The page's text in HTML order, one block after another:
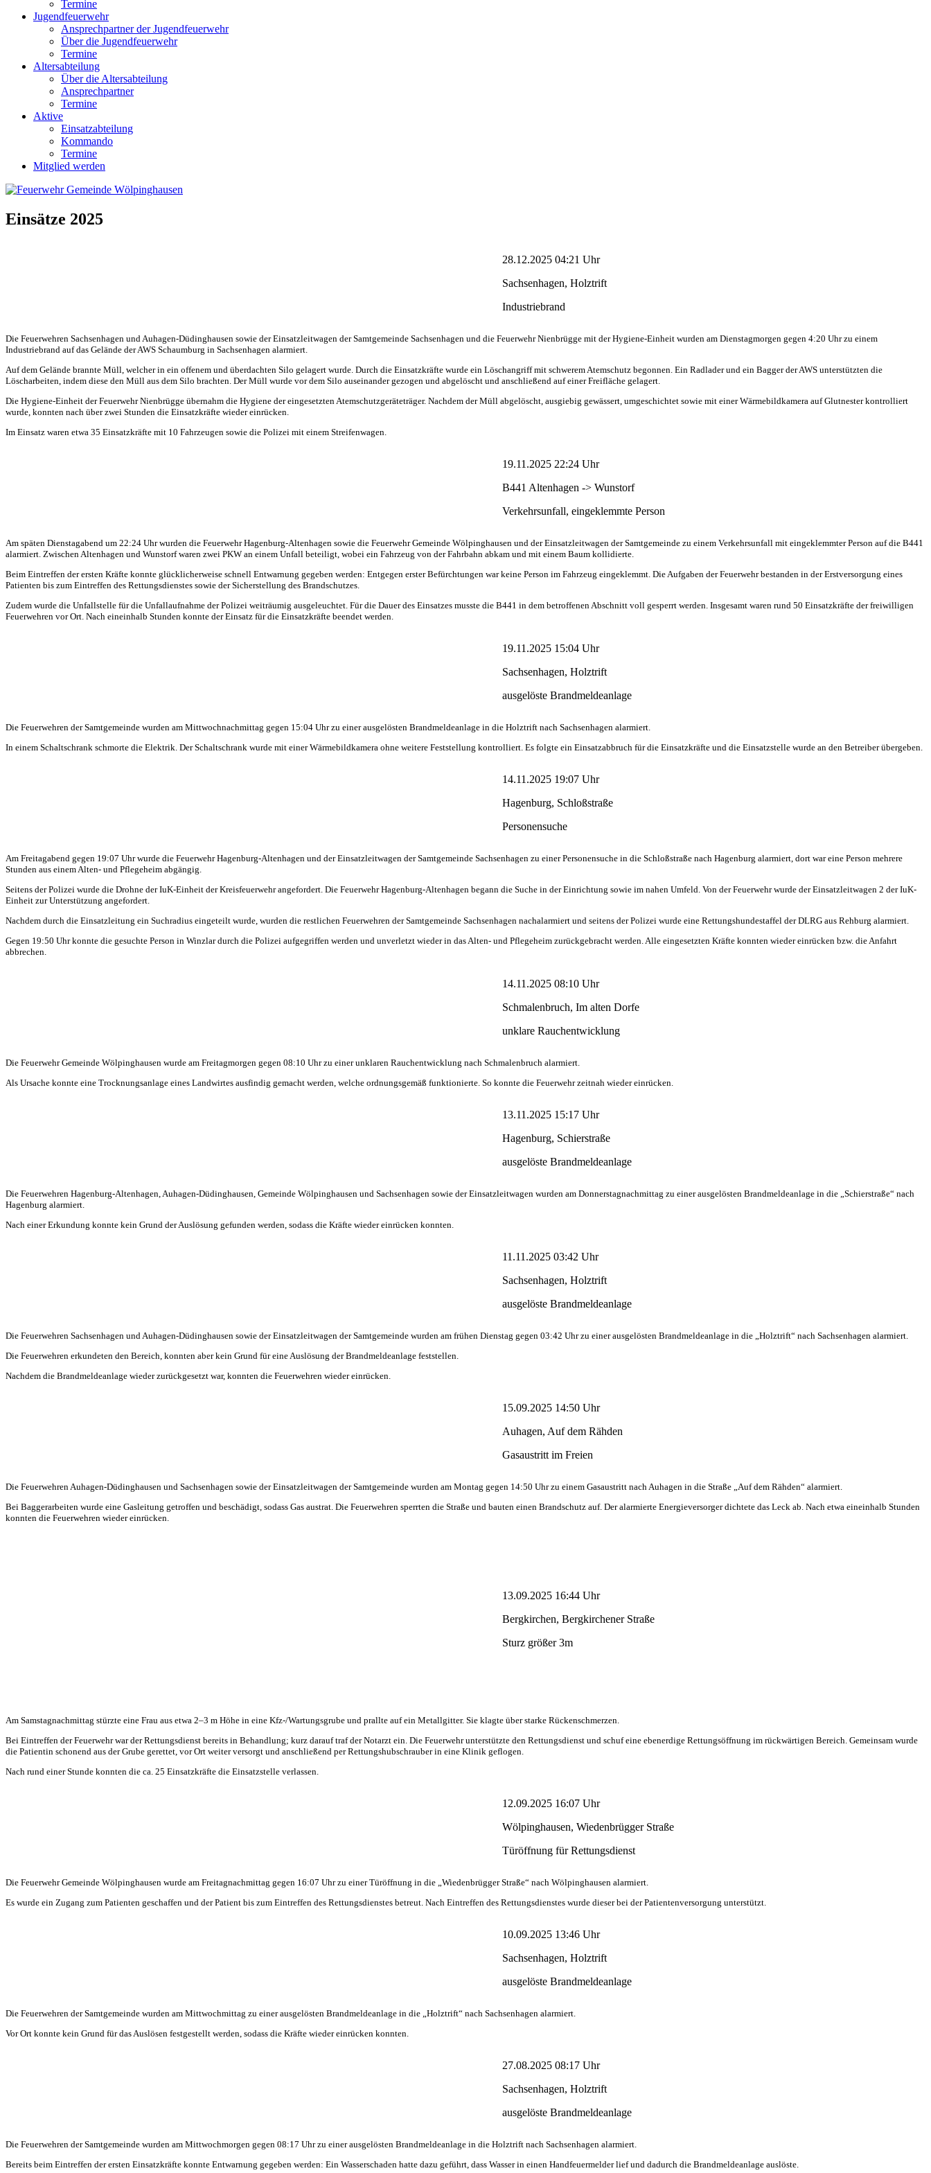
Termine
Jugendfeuerwehr
Ansprechpartner der Jugendfeuerwehr
Über die Jugendfeuerwehr
Termine
Altersabteilung
Über die Altersabteilung
Ansprechpartner
Termine
Aktive
Einsatzabteilung
Kommando
Termine
Mitglied werden
Einsätze 2025
28.12.2025 04:21 Uhr
Sachsenhagen, Holztrift
Industriebrand
Die Feuerwehren Sachsenhagen und Auhagen-Düdinghausen sowie der Einsatzleitwagen der Samtgemeinde Sachsenhagen und die Feuerwehr Nienbrügge mit der Hygiene-Einheit wurden am Dienstagmorgen gegen 4:20 Uhr zu einem
Industriebrand auf das Gelände der AWS Schaumburg in Sachsenhagen alarmiert.
Auf dem Gelände brannte Müll, welcher in ein offenem und überdachten Silo gelagert wurde. Durch die Einsatzkräfte wurde ein Löschangriff mit schwerem Atemschutz begonnen. Ein Radlader und ein Bagger der AWS unterstützten die
Löscharbeiten, indem diese den Müll aus dem Silo brachten. Der Müll wurde vor dem Silo auseinander gezogen und abgelöscht und anschließend auf einer Freifläche gelagert.
Die Hygiene-Einheit der Feuerwehr Nienbrügge übernahm die Hygiene der eingesetzten Atemschutzgeräteträger. Nachdem der Müll abgelöscht, ausgiebig gewässert, umgeschichtet sowie mit einer Wärmebildkamera auf Glutnester kontrolliert
wurde, konnten nach über zwei Stunden die Einsatzkräfte wieder einrücken.
Im Einsatz waren etwa 35 Einsatzkräfte mit 10 Fahrzeugen sowie die Polizei mit einem Streifenwagen.
19.11.2025 22:24 Uhr
B441 Altenhagen -> Wunstorf
Verkehrsunfall, eingeklemmte Person
Am späten Dienstagabend um 22:24 Uhr wurden die Feuerwehr Hagenburg-Altenhagen sowie die Feuerwehr Gemeinde Wölpinghausen und der Einsatzleitwagen der Samtgemeinde zu einem Verkehrsunfall mit eingeklemmter Person auf die B441
alarmiert. Zwischen Altenhagen und Wunstorf waren zwei PKW an einem Unfall beteiligt, wobei ein Fahrzeug von der Fahrbahn abkam und mit einem Baum kollidierte.
Beim Eintreffen der ersten Kräfte konnte glücklicherweise schnell Entwarnung gegeben werden: Entgegen erster Befürchtungen war keine Person im Fahrzeug eingeklemmt. Die Aufgaben der Feuerwehr bestanden in der Erstversorgung eines
Patienten bis zum Eintreffen des Rettungsdienstes sowie der Sicherstellung des Brandschutzes.
Zudem wurde die Unfallstelle für die Unfallaufnahme der Polizei weiträumig ausgeleuchtet. Für die Dauer des Einsatzes musste die B441 in dem betroffenen Abschnitt voll gesperrt werden. Insgesamt waren rund 50 Einsatzkräfte der freiwilligen
Feuerwehren vor Ort. Nach eineinhalb Stunden konnte der Einsatz für die Einsatzkräfte beendet werden.
19.11.2025 15:04 Uhr
Sachsenhagen, Holztrift
ausgelöste Brandmeldeanlage
Die Feuerwehren der Samtgemeinde wurden am Mittwochnachmittag gegen 15:04 Uhr zu einer ausgelösten Brandmeldeanlage in die Holztrift nach Sachsenhagen alarmiert.
In einem Schaltschrank schmorte die Elektrik. Der Schaltschrank wurde mit einer Wärmebildkamera ohne weitere Feststellung kontrolliert. Es folgte ein Einsatzabbruch für die Einsatzkräfte und die Einsatzstelle wurde an den Betreiber übergeben.
14.11.2025 19:07 Uhr
Hagenburg, Schloßstraße
Personensuche
Am Freitagabend gegen 19:07 Uhr wurde die Feuerwehr Hagenburg-Altenhagen und der Einsatzleitwagen der Samtgemeinde Sachsenhagen zu einer Personensuche in die Schloßstraße nach Hagenburg alarmiert, dort war eine Person mehrere
Stunden aus einem Alten- und Pflegeheim abgängig.
Seitens der Polizei wurde die Drohne der IuK-Einheit der Kreisfeuerwehr angefordert. Die Feuerwehr Hagenburg-Altenhagen begann die Suche in der Einrichtung sowie im nahen Umfeld. Von der Feuerwehr wurde der Einsatzleitwagen 2 der IuK-
Einheit zur Unterstützung angefordert.
Nachdem durch die Einsatzleitung ein Suchradius eingeteilt wurde, wurden die restlichen Feuerwehren der Samtgemeinde Sachsenhagen nachalarmiert und seitens der Polizei wurde eine Rettungshundestaffel der DLRG aus Rehburg alarmiert.
Gegen 19:50 Uhr konnte die gesuchte Person in Winzlar durch die Polizei aufgegriffen werden und unverletzt wieder in das Alten- und Pflegeheim zurückgebracht werden. Alle eingesetzten Kräfte konnten wieder einrücken bzw. die Anfahrt
abbrechen.
14.11.2025 08:10 Uhr
Schmalenbruch, Im alten Dorfe
unklare Rauchentwicklung
Die Feuerwehr Gemeinde Wölpinghausen wurde am Freitagmorgen gegen 08:10 Uhr zu einer unklaren Rauchentwicklung nach Schmalenbruch alarmiert.
Als Ursache konnte eine Trocknungsanlage eines Landwirtes ausfindig gemacht werden, welche ordnungsgemäß funktionierte. So konnte die Feuerwehr zeitnah wieder einrücken.
13.11.2025 15:17 Uhr
Hagenburg, Schierstraße
ausgelöste Brandmeldeanlage
Die Feuerwehren Hagenburg-Altenhagen, Auhagen-Düdinghausen, Gemeinde Wölpinghausen und Sachsenhagen sowie der Einsatzleitwagen wurden am Donnerstagnachmittag zu einer ausgelösten Brandmeldeanlage in die „Schierstraße“ nach
Hagenburg alarmiert.
Nach einer Erkundung konnte kein Grund der Auslösung gefunden werden, sodass die Kräfte wieder einrücken konnten.
11.11.2025 03:42 Uhr
Sachsenhagen, Holztrift
ausgelöste Brandmeldeanlage
Die Feuerwehren Sachsenhagen und Auhagen-Düdinghausen sowie der Einsatzleitwagen der Samtgemeinde wurden am frühen Dienstag gegen 03:42 Uhr zu einer ausgelösten Brandmeldeanlage in die „Holztrift“ nach Sachsenhagen alarmiert.
Die Feuerwehren erkundeten den Bereich, konnten aber kein Grund für eine Auslösung der Brandmeldeanlage feststellen.
Nachdem die Brandmeldeanlage wieder zurückgesetzt war, konnten die Feuerwehren wieder einrücken.
15.09.2025 14:50 Uhr
Auhagen, Auf dem Rähden
Gasaustritt im Freien
Die Feuerwehren Auhagen-Düdinghausen und Sachsenhagen sowie der Einsatzleitwagen der Samtgemeinde wurden am Montag gegen 14:50 Uhr zu einem Gasaustritt nach Auhagen in die Straße „Auf dem Rähden“ alarmiert.
Bei Baggerarbeiten wurde eine Gasleitung getroffen und beschädigt, sodass Gas austrat. Die Feuerwehren sperrten die Straße und bauten einen Brandschutz auf. Der alarmierte Energieversorger dichtete das Leck ab. Nach etwa eineinhalb Stunden
konnten die Feuerwehren wieder einrücken.
13.09.2025 16:44 Uhr
Bergkirchen, Bergkirchener Straße
Sturz größer 3m
Am Samstagnachmittag stürzte eine Frau aus etwa 2–3 m Höhe in eine Kfz-/Wartungsgrube und prallte auf ein Metallgitter. Sie klagte über starke Rückenschmerzen.
Bei Eintreffen der Feuerwehr war der Rettungsdienst bereits in Behandlung; kurz darauf traf der Notarzt ein. Die Feuerwehr unterstützte den Rettungsdienst und schuf eine ebenerdige Rettungsöffnung im rückwärtigen Bereich. Gemeinsam wurde
die Patientin schonend aus der Grube gerettet, vor Ort weiter versorgt und anschließend per Rettungshubschrauber in eine Klinik geflogen.
Nach rund einer Stunde konnten die ca. 25 Einsatzkräfte die Einsatzstelle verlassen.
12.09.2025 16:07 Uhr
Wölpinghausen, Wiedenbrügger Straße
Türöffnung für Rettungsdienst
Die Feuerwehr Gemeinde Wölpinghausen wurde am Freitagnachmittag gegen 16:07 Uhr zu einer Türöffnung in die „Wiedenbrügger Straße“ nach Wölpinghausen alarmiert.
Es wurde ein Zugang zum Patienten geschaffen und der Patient bis zum Eintreffen des Rettungsdienstes betreut. Nach Eintreffen des Rettungsdienstes wurde dieser bei der Patientenversorgung unterstützt.
10.09.2025 13:46 Uhr
Sachsenhagen, Holztrift
ausgelöste Brandmeldeanlage
Die Feuerwehren der Samtgemeinde wurden am Mittwochmittag zu einer ausgelösten Brandmeldeanlage in die „Holztrift“ nach Sachsenhagen alarmiert.
Vor Ort konnte kein Grund für das Auslösen festgestellt werden, sodass die Kräfte wieder einrücken konnten.
27.08.2025 08:17 Uhr
Sachsenhagen, Holztrift
ausgelöste Brandmeldeanlage
Die Feuerwehren der Samtgemeinde wurden am Mittwochmorgen gegen 08:17 Uhr zu einer ausgelösten Brandmeldeanlage in die Holztrift nach Sachsenhagen alarmiert.
Bereits beim Eintreffen der ersten Einsatzkräfte konnte Entwarnung gegeben werden: Ein Wasserschaden hatte dazu geführt, dass Wasser in einen Handfeuermelder lief und dadurch die Brandmeldeanlage auslöste.